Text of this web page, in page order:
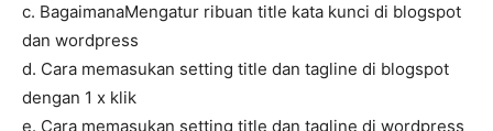
c. BagaimanaMengatur ribuan title kata kunci di blogspot
dan wordpress
d. Cara memasukan setting title dan tagline di blogspot
dengan 1 x klik
e. Cara memasukan setting title dan tagline di wordpress